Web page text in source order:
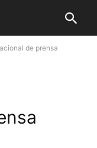
de prensa